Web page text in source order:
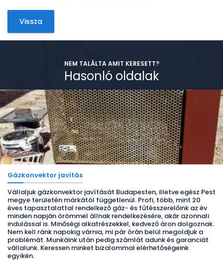
Vissza
NEM TALÁLTA AMIT KERESETT?
Hasonló oldalak
Gázkonvektor javítás
Vállaljuk gázkonvektor javítását Budapesten, illetve egész Pest
megye területén márkától függetlenül. Profi, több, mint 20
éves tapasztalattal rendelkező gáz- és fűtésszerelőink az év
minden napján örömmel állnak rendelkezésére, akár azonnali
indulással is. Minőségi alkatrészekkel, kedvező áron dolgoznak.
Nem kell ránk napokig várnia, mi pár órán belül megoldjuk a
problémát. Munkáink után pedig számlát adunk és garanciát
vállalunk. Keressen minket bizalommal elérhetőségeink
egyikén.